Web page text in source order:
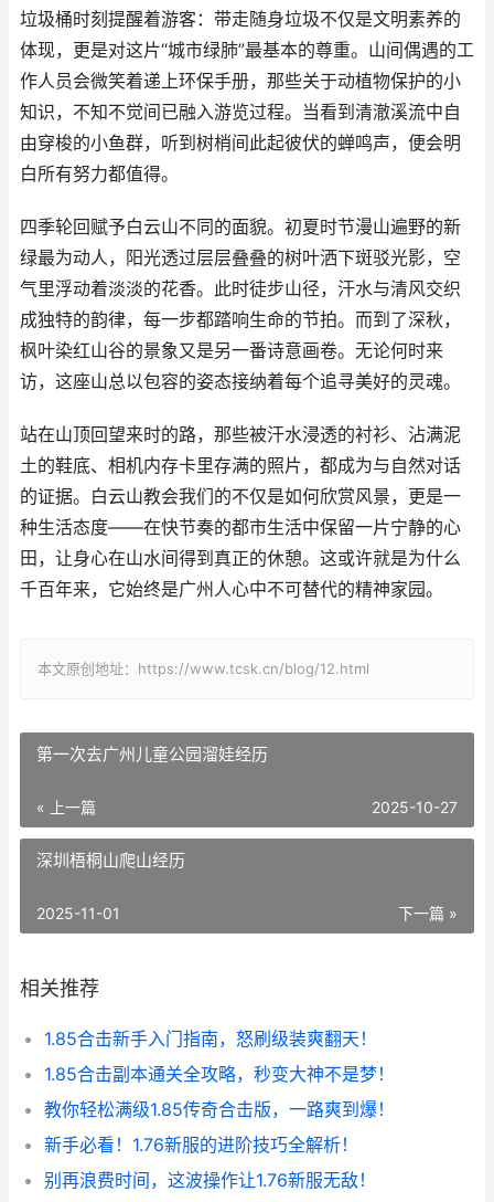
垃圾桶时刻提醒着游客：带走随身垃圾不仅是文明素养的
体现，更是对这片“城市绿肺”最基本的尊重。山间偶遇的工
作人员会微笑着递上环保手册，那些关于动植物保护的小
知识，不知不觉间已融入游览过程。当看到清澈溪流中自
由穿梭的小鱼群，听到树梢间此起彼伏的蝉鸣声，便会明
白所有努力都值得。
四季轮回赋予白云山不同的面貌。初夏时节漫山遍野的新
绿最为动人，阳光透过层层叠叠的树叶洒下斑驳光影，空
气里浮动着淡淡的花香。此时徒步山径，汗水与清风交织
成独特的韵律，每一步都踏响生命的节拍。而到了深秋，
枫叶染红山谷的景象又是另一番诗意画卷。无论何时来
访，这座山总以包容的姿态接纳着每个追寻美好的灵魂。
站在山顶回望来时的路，那些被汗水浸透的衬衫、沾满泥
土的鞋底、相机内存卡里存满的照片，都成为与自然对话
的证据。白云山教会我们的不仅是如何欣赏风景，更是一
种生活态度——在快节奏的都市生活中保留一片宁静的心
田，让身心在山水间得到真正的休憩。这或许就是为什么
千百年来，它始终是广州人心中不可替代的精神家园。
本文原创地址：https://www.tcsk.cn/blog/12.html
第一次去广州儿童公园溜娃经历
« 上一篇 2025-10-27
深圳梧桐山爬山经历
下一篇 »
2025-11-01
相关推荐
1.85合击新手入门指南，怒刷级装爽翻天！
1.85合击副本通关全攻略，秒变大神不是梦！
教你轻松满级1.85传奇合击版，一路爽到爆！
新手必看！1.76新服的进阶技巧全解析！
别再浪费时间，这波操作让1.76新服无敌！